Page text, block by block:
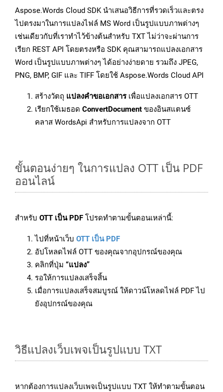
Aspose.Words Cloud SDK นำเสนอวิธีการที่รวดเร็วและตรง
ไปตรงมาในการแปลงไฟล์ MS Word เป็นรูปแบบภาพต่างๆ
เช่นเดียวกับที่เราทำไว้ข้างต้นสำหรับ TXT ไม่ว่าจะผ่านการ
เรียก REST API โดยตรงหรือ SDK คุณสามารถแปลงเอกสาร
Word เป็นรูปแบบภาพต่างๆ ได้อย่างง่ายดาย รวมถึง JPEG,
PNG, BMP, GIF และ TIFF โดยใช้ Aspose.Words Cloud API
สร้างวัตถุ แปลงคำขอเอกสารเพื่อแปลงเอกสาร OTT
เรียกใช้เมธอด ConvertDocument ของอินสแตนซ์
คลาส WordsApi สำหรับการแปลงจาก OTT
ขั้นตอนง่ายๆ ในการแปลง OTT เป็น PDF
ออนไลน์
สำหรับ OTT เป็น PDF โปรดทำตามขั้นตอนเหล่านี้:
ไปที่หน้าเว็บ OTT เป็น PDF
อัปโหลดไฟล์ OTT ของคุณจากอุปกรณ์ของคุณ
คลิกที่ปุ่ม “แปลง”
รอให้การแปลงเสร็จสิ้น
เมื่อการแปลงเสร็จสมบูรณ์ ให้ดาวน์โหลดไฟล์ PDF ไป
ยังอุปกรณ์ของคุณ
วิธีแปลงเว็บเพจเป็นรูปแบบ TXT
หากต้องการแปลงเว็บเพจเป็นรูปแบบ TXT ให้ทำตามขั้นตอน